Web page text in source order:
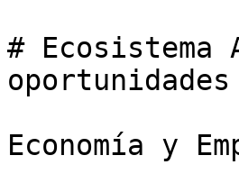
# Ecosistema
Economía y